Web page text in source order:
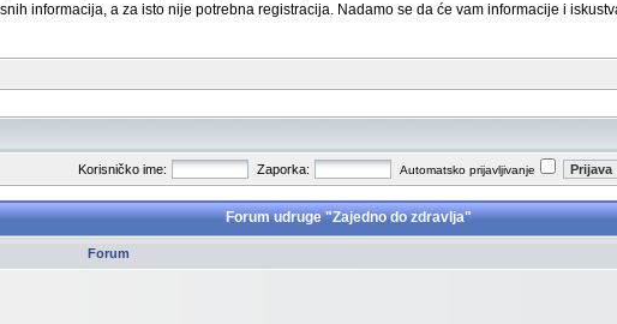
informacija, a za isto nije potrebna registracija. Nadamo se da će vam informacije i
Korisničko ime: Zaporka: Automatsko prijavljivanje
Forum udruge "Zajedno do zdravlja"
Forum